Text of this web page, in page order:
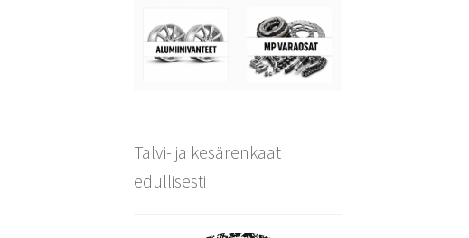
Talvi- ja kesärenkaat
edullisesti